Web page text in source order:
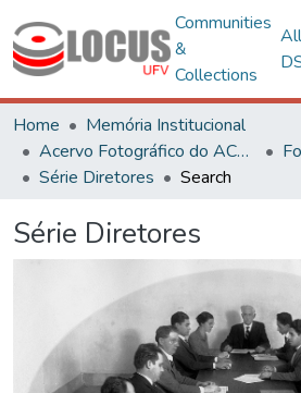
Communities
&
Collections
Home
Memória Institucional
Acervo Fotográfico do ACH-UFV
Série Diretores
Search
Série Diretores